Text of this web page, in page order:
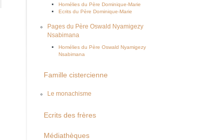
Homélies du Père Dominique-Marie
Ecrits du Père Dominique-Marie
Pages du Père Oswald Nyamigezy
Nsabimana
Homélies du Père Oswald Nyamigezy
Nsabimana
Famille cistercienne
Le monachisme
Ecrits des frères
Médiathèques